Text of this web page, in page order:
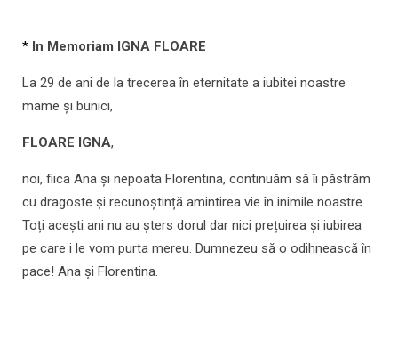
* In Memoriam IGNA FLOARE
La 29 de ani de la trecerea în eternitate a iubitei noastre
mame și bunici,
FLOARE IGNA,
noi, fiica Ana și nepoata Florentina, continuăm să îi păstrăm
cu dragoste și recunoștință amintirea vie în inimile noastre.
Toți acești ani nu au șters dorul dar nici prețuirea și iubirea
pe care i le vom purta mereu. Dumnezeu să o odihnească în
pace! Ana și Florentina.